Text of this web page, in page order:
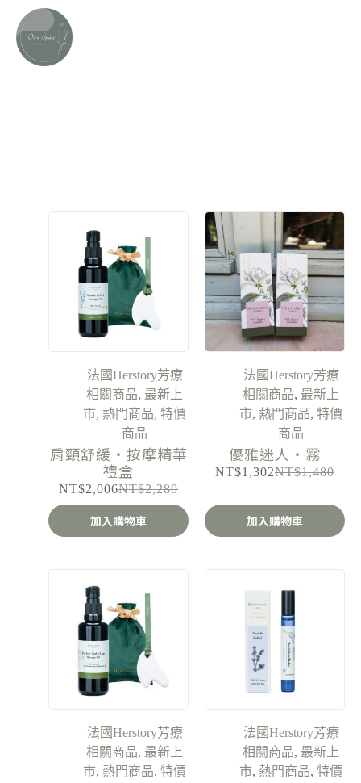
法國Herstory芳療
相關商品, 最新上
市, 熱門商品, 特價
商品
肩頸舒緩・按摩精華
禮盒
NT$2,280
NT$2,006
加入購物車
法國Herstory芳療
相關商品, 最新上
市, 熱門商品, 特價
商品
優雅迷人・霧
NT$1,480
NT$1,302
加入購物車
法國Herstory芳療
相關商品, 最新上
市, 熱門商品, 特價
法國Herstory芳療
相關商品, 最新上
市, 熱門商品, 特價